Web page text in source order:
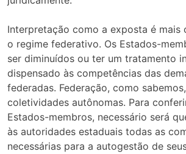
Interpretação como a exposta é mais
o regime federativo. Os Estados-
ser diminuídos ou ter um tratamento
dispensado às competências das
federadas. Federação, como
coletividades autônomas. Para
Estados-membros, necessário será
às autoridades estaduais todas as
necessárias para a autogestão de